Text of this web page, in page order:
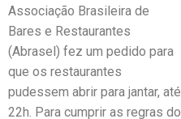
Associação Brasileira de
Bares e Restaurantes
(Abrasel) fez um pedido para
que os restaurantes
pudessem abrir para jantar, até
22h. Para cumprir as regras do